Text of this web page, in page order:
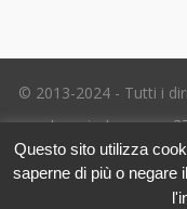
© 2013-2024 - Tutti i
Ignazio Losacco,
01112470578
Tel. (+39)
Questo sito utilizza
saperne di più o negare